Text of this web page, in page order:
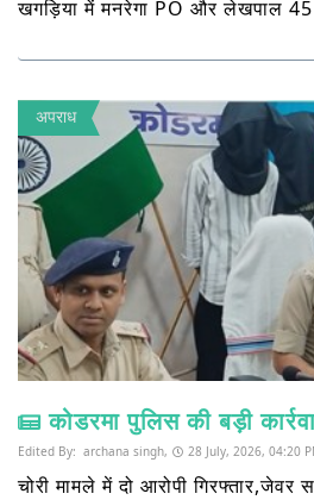
खगड़िया में मनरेगा PO और लेखपाल 45
अपराध
कोडरमा पुलिस की बड़ी
Edited By: archana singh, 28 July, 2026, 04:20
चोरी मामले में दो आरोपी गिरफ्तार,जेवर